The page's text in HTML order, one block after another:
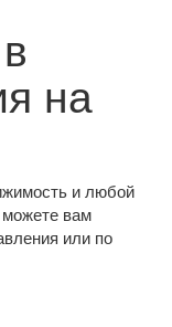
на
и любой
вам
или по